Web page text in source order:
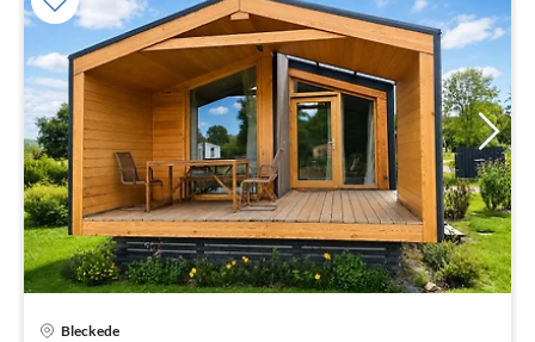
Bleckede